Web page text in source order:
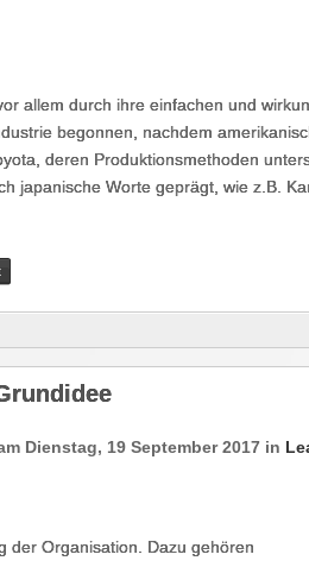
allem durch ihre einfachen und
begonnen, nachdem
deren Produktionsmethoden
japanische Worte geprägt, wie z.B.
Dienstag, 19 September 2017 in
der Organisation. Dazu gehören